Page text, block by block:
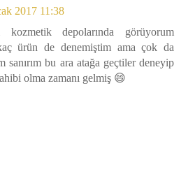
2017 11:38
depolarında görüyorum
ürün de denemiştim ama çok da
sanırım bu ara atağa geçtiler deneyip
olma zamanı gelmiş 😄